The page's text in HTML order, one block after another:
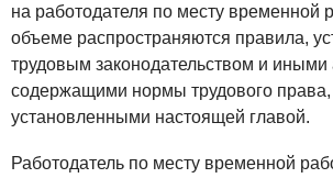
на работодателя по месту временной
объеме распространяются правила,
трудовым законодательством и иными
содержащими нормы трудового права,
установленными настоящей главой.
Работодатель по месту временной